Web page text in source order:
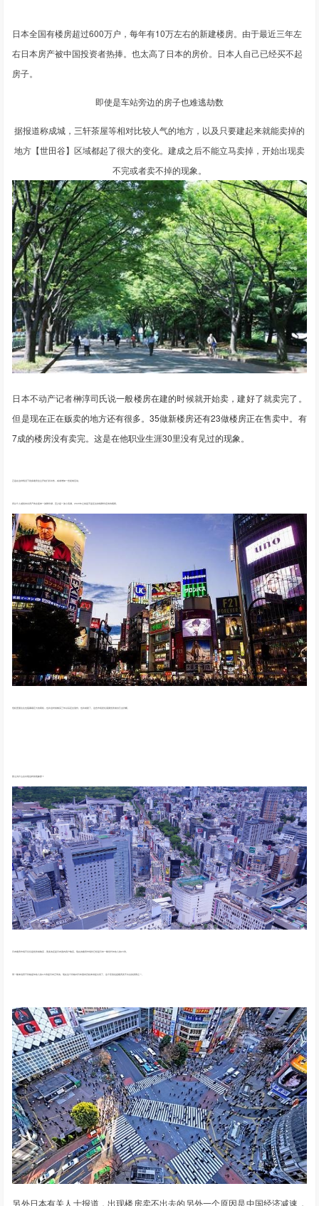
日本全国有楼房超过600万户，每年有10万左右的新建楼房。由于最近三年左
右日本房产被中国投资者热捧。也太高了日本的房价。日本人自己已经买不起
房子。
即使是车站旁边的房子也难逃劫数
据报道称成城，三轩茶屋等相对比较人气的地方，以及只要建起来就能卖掉的
地方【世田谷】区域都起了很大的变化。建成之后不能立马卖掉，开始出现卖
不完或者卖不掉的现象。
日本不动产记者榊淳司氏说一般楼房在建的时候就开始卖，建好了就卖完了。
但是现在正在贩卖的地方还有很多。35做新楼房还有23做楼房正在售卖中。有
7成的楼房没有卖完。这是在他职业生涯30里没有见过的现象。
正是在这种情况下很多楼房业主开始打折出售，或者增加一些促销活动。
所以个人感觉东京房产将会迎来一波降价潮，至少是一波小高潮。2020年之前是不是还会持续降价还有待观察。
危机里面往往也蕴藏着巨大的商机，也许这时候够买三年以后还会涨价。也许就赔了。这些市场变化需要投资者自己去判断。
那么为什么会出现这样的现象那？
日本楼房市场不仅仅是投资者购买，更多的还是日本国内用户购买。现在的楼房市场价已经是日本一般世代年收入的15倍。
而一般来说房子价格是年收入的4-5倍是日本正常的。现在这个价格对日本国内百姓来讲是太高了。这个应该也是楼房卖不出去的原因之一。
另外日本有关人士报道，出现楼房卖不出去的另外一个原因是中国经济减速，